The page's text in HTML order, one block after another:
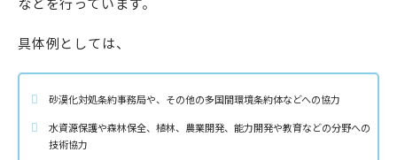
などを行っています。
具体例としては、
砂漠化対処条約事務局や、その他の多国間環境条約体などへの協力
水資源保護や森林保全、植林、農業開発、能力開発や教育などの分野への
技術協力